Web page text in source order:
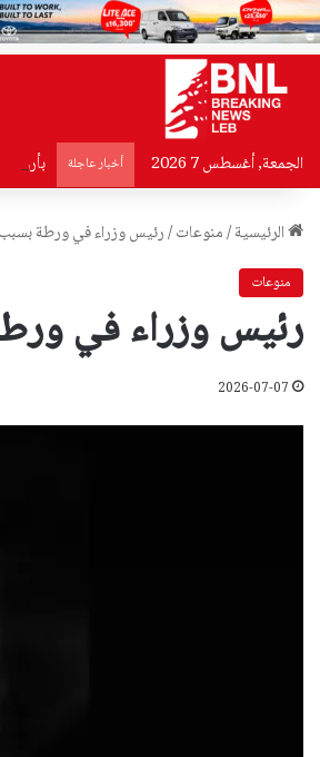
الجمعة, أغسطس 7 2026 أخبار عاجلة
الرئيسية/منوعات/رئيس وزراء في ورطة
منوعات
رئيس وزراء في
2026-07-07